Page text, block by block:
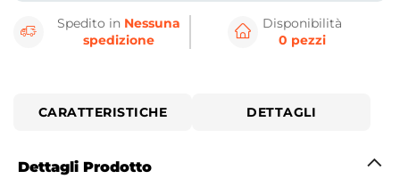
Spedito in Nessuna
spedizione
Disponibilità
0 pezzi
CARATTERISTICHE DETTAGLI
Dettagli Prodotto